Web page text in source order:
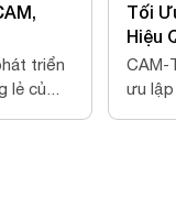
Khuôn
giúp tối
hiệu...
-
kỳ